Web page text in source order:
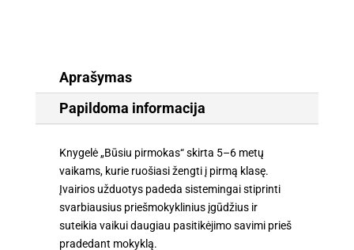
raidėmis
skaičiais
5-
Aprašymas
Papildoma informacija
Knygelė „Būsiu pirmokas“ skirta 5–6 metų
vaikams, kurie ruošiasi žengti į pirmą klasę.
Įvairios užduotys padeda sistemingai stiprinti
svarbiausius priešmokyklinius įgūdžius ir
suteikia vaikui daugiau pasitikėjimo savimi prieš
pradedant mokyklą.